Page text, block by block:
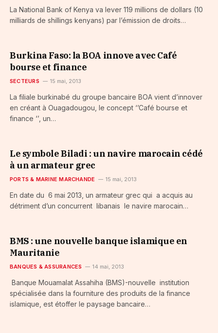
La National Bank of Kenya va lever 119 millions de dollars (10
milliards de shillings kenyans) par l’émission de droits…
Burkina Faso: la BOA innove avec Café
bourse et finance
SECTEURS 15 mai, 2013
La filiale burkinabé du groupe bancaire BOA vient d’innover
en créant à Ouagadougou, le concept ‘’Café bourse et
finance ‘’, un…
Le symbole Biladi : un navire marocain cédé
à un armateur grec
PORTS & MARINE MARCHANDE 15 mai, 2013
En date du 6 mai 2013, un armateur grec qui a acquis au
détriment d’un concurrent libanais le navire marocain…
BMS : une nouvelle banque islamique en
Mauritanie
BANQUES & ASSURANCES 14 mai, 2013
Banque Mouamalat Assahiha (BMS)-nouvelle institution
spécialisée dans la fourniture des produits de la finance
islamique, est étoffer le paysage bancaire…